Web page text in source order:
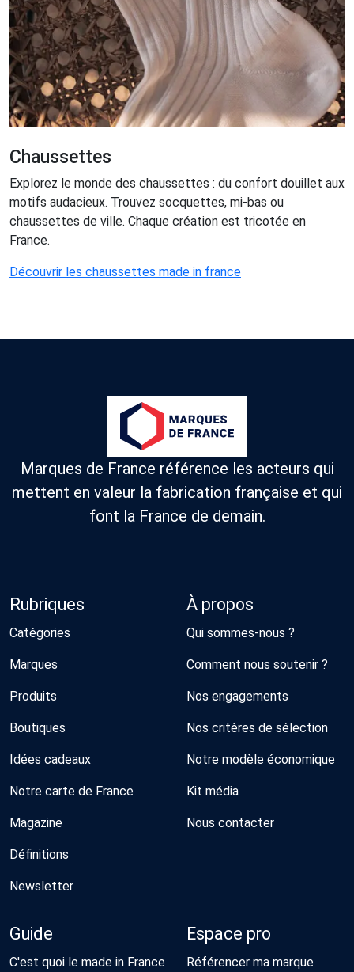
Chaussettes
Explorez le monde des chaussettes : du confort douillet aux
motifs audacieux. Trouvez socquettes, mi-bas ou
chaussettes de ville. Chaque création est tricotée en
France.
Découvrir les chaussettes made in france
Marques de France référence les acteurs qui
mettent en valeur la fabrication française et qui
font la France de demain.
Rubriques
Catégories
Marques
Produits
Boutiques
Idées cadeaux
Notre carte de France
Magazine
Définitions
Newsletter
À propos
Qui sommes-nous ?
Comment nous soutenir ?
Nos engagements
Nos critères de sélection
Notre modèle économique
Kit média
Nous contacter
Guide
C'est quoi le made in France
Espace pro
Référencer ma marque